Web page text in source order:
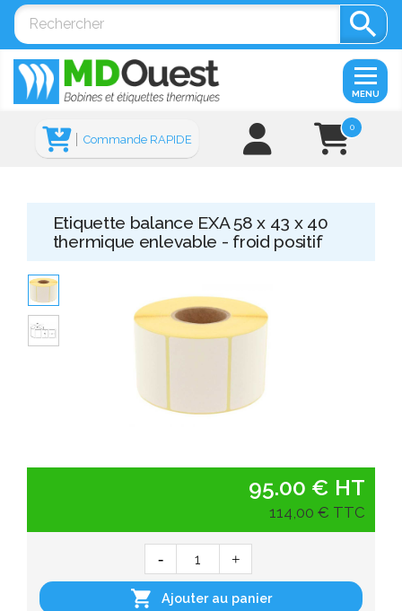

0
Commande RAPIDE
MENU
Etiquette balance EXA 58 x 43 x 40
thermique enlevable - froid positif
95.00 € HT
114,00 € TTC
 Ajouter au panier